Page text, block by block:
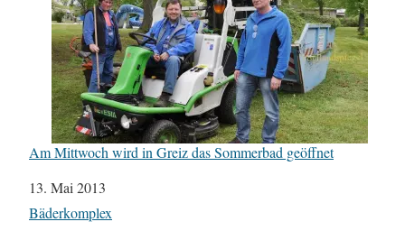
Am Mittwoch wird in Greiz das Sommerbad geöffnet
Datum
13. Mai 2013
In Bezug auf
Bäderkomplex